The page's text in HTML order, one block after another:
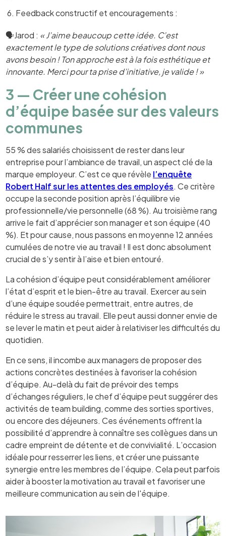
Feedback constructif et encouragements :
🗣️Jarod : « J’aime beaucoup cette idée. C’est
exactement le type de solutions créatives dont nous
avons besoin ! Ton approche est à la fois esthétique et
innovante. Merci pour ta prise d’initiative, je valide ! »
3 — Créer une cohésion
d’équipe basée sur des valeurs
communes
55 % des salariés choisissent de rester dans leur
entreprise pour l’ambiance de travail, un aspect clé de la
marque employeur. C’est ce que révèle l’enquête
Robert Half sur les attentes des employés. Ce critère
occupe la seconde position après l’équilibre vie
professionnelle/vie personnelle (68 %). Au troisième rang
arrive le fait d’apprécier son manager et son équipe (40
%). Et pour cause, nous passons en moyenne 12 années
cumulées de notre vie au travail ! Il est donc absolument
crucial de s’y sentir à l’aise et bien entouré.
La cohésion d’équipe peut considérablement améliorer
l’état d’esprit et le bien-être au travail. Exercer au sein
d’une équipe soudée permettrait, entre autres, de
réduire le stress au travail. Elle peut aussi donner envie de
se lever le matin et peut aider à relativiser les difficultés du
quotidien.
En ce sens, il incombe aux managers de proposer des
actions concrètes destinées à favoriser la cohésion
d’équipe. Au-delà du fait de prévoir des temps
d’échanges réguliers, le chef d’équipe peut suggérer des
activités de team building, comme des sorties sportives,
ou encore des déjeuners. Ces événements offrent la
possibilité d’apprendre à connaître ses collègues dans un
cadre empreint de détente et de convivialité. L’occasion
idéale pour resserrer les liens, et créer une puissante
synergie entre les membres de l’équipe. Cela peut parfois
aider à booster la motivation au travail et favoriser une
meilleure communication au sein de l'équipe.